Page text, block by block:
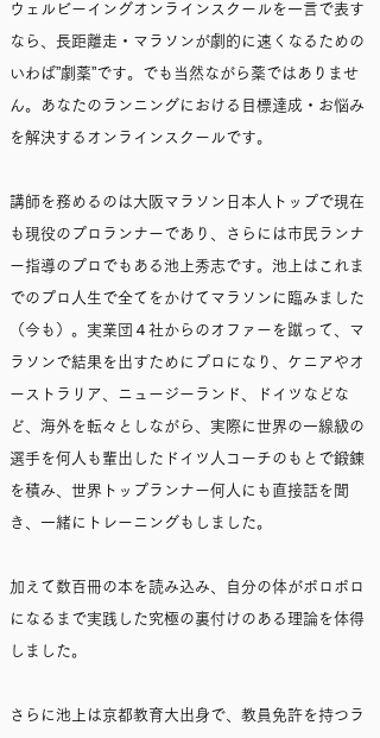
ウェルビーイングオンラインスクールを一言で表す
なら、長距離走・マラソンが劇的に速くなるための
いわば”劇薬”です。でも当然ながら薬ではありませ
ん。あなたのランニングにおける目標達成・お悩み
を解決するオンラインスクールです。
講師を務めるのは大阪マラソン日本人トップで現在
も現役のプロランナーであり、さらには市民ランナ
ー指導のプロでもある池上秀志です。池上はこれま
でのプロ人生で全てをかけてマラソンに臨みました
（今も）。実業団４社からのオファーを蹴って、マ
ラソンで結果を出すためにプロになり、ケニアやオ
ーストラリア、ニュージーランド、ドイツなどな
ど、海外を転々としながら、実際に世界の一線級の
選手を何人も輩出したドイツ人コーチのもとで鍛錬
を積み、世界トップランナー何人にも直接話を聞
き、一緒にトレーニングもしました。
加えて数百冊の本を読み込み、自分の体がボロボロ
になるまで実践した究極の裏付けのある理論を体得
しました。
さらに池上は京都教育大出身で、教員免許を持つラ